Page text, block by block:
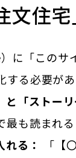
文住
に「このサ
る必要があ
と「ストー
も読まれ
る：
「【